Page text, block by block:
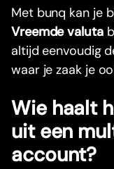
Met bunq kan je
Vreemde valuta
altijd eenvoudig
waar je zaak je
Wie haalt
uit een
account?